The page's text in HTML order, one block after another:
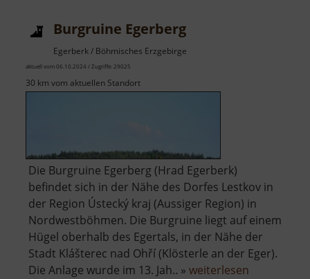
Burgruine Egerberg
Egerberk / Böhmisches Erzgebirge
aktuell vom 06.10.2024 / Zugriffe: 29025
30 km vom aktuellen Standort
Die Burgruine Egerberg (Hrad Egerberk)
befindet sich in der Nähe des Dorfes Lestkov in
der Region Ústecký kraj (Aussiger Region) in
Nordwestböhmen. Die Burgruine liegt auf einem
Hügel oberhalb des Egertals, in der Nähe der
Stadt Klášterec nad Ohří (Klösterle an der Eger).
Die Anlage wurde im 13. Jah.. » weiterlesen